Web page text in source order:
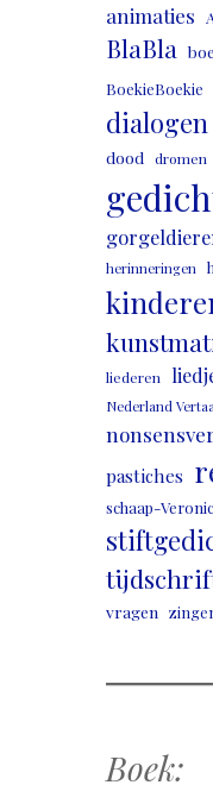
animaties
BlaBla
BoekieBoekie
dialogen
dood dromen
herinneringen
liederen
Nederland
pastiches
schaap-
vragen
Boek: